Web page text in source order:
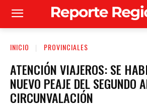
INICIO PROVINCIALES
ATENCIÓN VIAJEROS: SE
NUEVO PEAJE DEL SEGUNDO
CIRCUNVALACIÓN